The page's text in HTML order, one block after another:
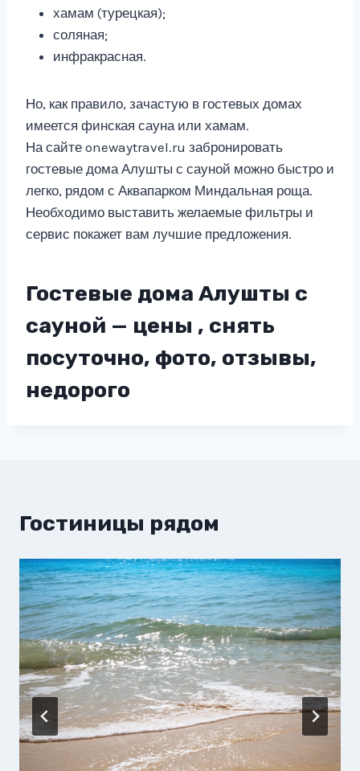
хамам (турецкая);
соляная;
инфракрасная.
Но, как правило, зачастую в гостевых домах
имеется финская сауна или хамам.
На сайте onewaytravel.ru забронировать
гостевые дома Алушты с сауной можно быстро и
легко, рядом с Аквапарком Миндальная роща.
Необходимо выставить желаемые фильтры и
сервис покажет вам лучшие предложения.
Гостевые дома Алушты с
сауной — цены , снять
посуточно, фото, отзывы,
недорого
Гостиницы рядом